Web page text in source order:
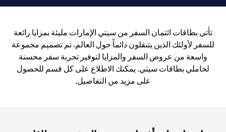
تأتي بطاقات ائتمان السفر من سيتي الإمارات مليئة بمزايا رائعة
للسفر لأولئك الذين يتنقلون دائماً حول العالم. تم تصميم مجموعة
واسعة من عروض السفر والمزايا لتوفير تجربة سفر محسنة
لحاملي بطاقات سيتي. يمكنك الاطلاع على كل قسم للحصول
على مزيد من التفاصيل.